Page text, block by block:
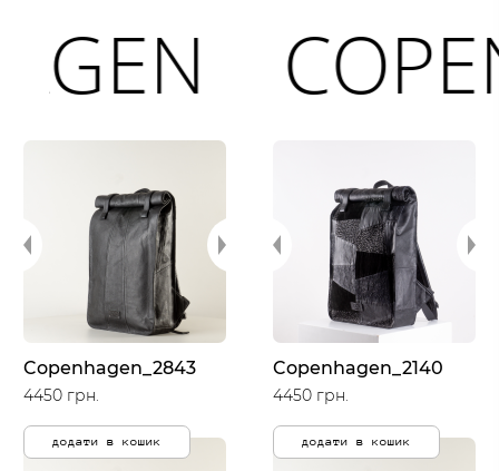
Copenhagen_2843
4450 грн.
додати в кошик
Copenhagen_2140
4450 грн.
додати в кошик